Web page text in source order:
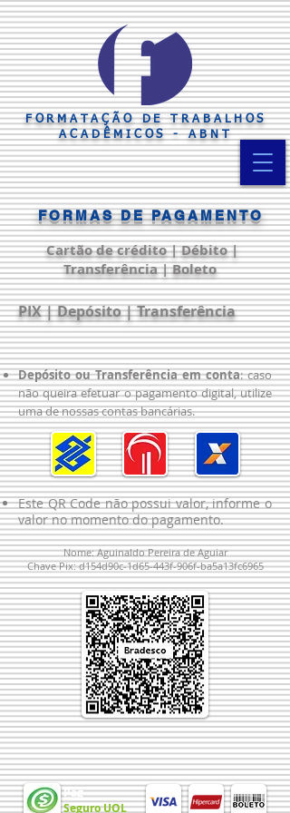
FORMATAÇÃO DE TRABALHOS
ACADÊMICOS - ABNT
FORMAS DE PAGAMENTO
Cartão de crédito | Débito |
Transferência | Boleto
PIX | Depósito | Transferência
Depósito ou Transferência em conta: caso
não queira efetuar o pagamento digital, utilize
uma de nossas contas bancárias.
Este QR Code não possui valor, informe o
valor no momento do pagamento.
Nome: Aguinaldo Pereira de Aguiar
Chave Pix: d154d90c-1d65-443f-906f-ba5a13fc6965
Pag
Seguro UOL